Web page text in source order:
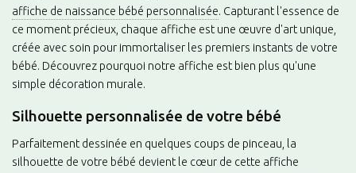
affiche de naissance bébé personnalisée. Capturant l'essence de
ce moment précieux, chaque affiche est une œuvre d'art unique,
créée avec soin pour immortaliser les premiers instants de votre
bébé. Découvrez pourquoi notre affiche est bien plus qu'une
simple décoration murale.
Silhouette personnalisée de votre bébé
Parfaitement dessinée en quelques coups de pinceau, la
silhouette de votre bébé devient le cœur de cette affiche